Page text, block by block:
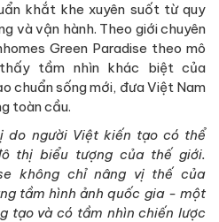
khắt khe xuyên suốt từ quy
và vận hành. Theo giới chuyên
Green Paradise theo mô
tầm nhìn khác biệt của
chuẩn sống mới, đưa Việt Nam
toàn cầu.
do người Việt kiến tạo có thể
thị biểu tượng của thế giới.
không chỉ nâng vị thế của
tầm hình ảnh quốc gia - một
tạo và có tầm nhìn chiến lược